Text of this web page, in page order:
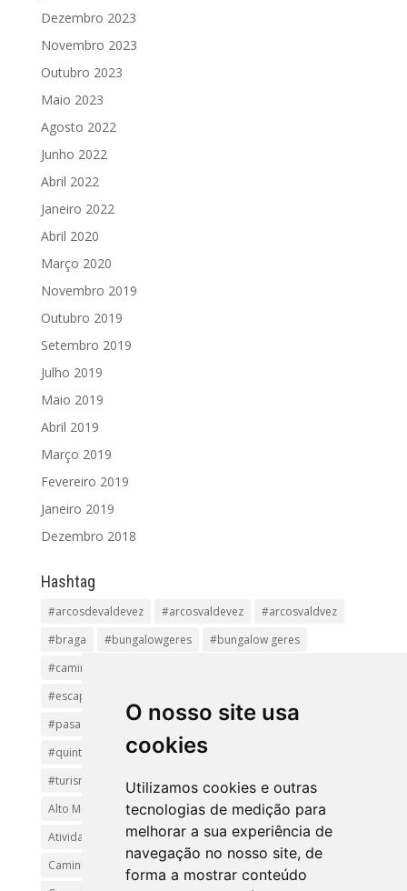
O nosso site usa
cookies
Utilizamos cookies e outras
tecnologias de medição para
melhorar a sua experiência de
navegação no nosso site, de
forma a mostrar conteúdo
Dezembro 2023
Novembro 2023
Outubro 2023
Maio 2023
Agosto 2022
Junho 2022
Abril 2022
Janeiro 2022
Abril 2020
Março 2020
Novembro 2019
Outubro 2019
Setembro 2019
Julho 2019
Maio 2019
Abril 2019
Março 2019
Fevereiro 2019
Janeiro 2019
Dezembro 2018
Hashtag
#arcosdevaldevez #arcosvaldevez
#arcosvaldvez
#braga
#bungalowgeres
#bungalow geres
#caminhadas
#escapadinha
#pasadiços
#passadiçosdovez
#penedageres
#quintalamosa
#religião
#turismoreligioso
#turismorural
#vianadocastelo
Alto Minho
Arcos de Valdevez.
Arcos Valdevez
Atividades e Passeios
aventura
Caminhadas e Passeio
Caminho de Santiago
Caminho Minhoto Ribeiro